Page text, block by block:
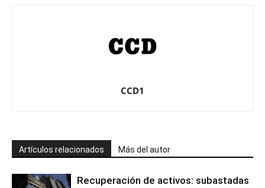
CCD1
Artículos relacionados Más del autor
Recuperación de activos: subastadas